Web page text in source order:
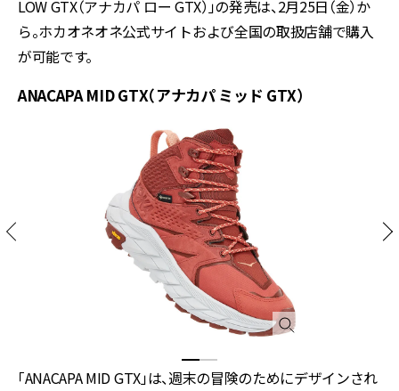
LOW GTX（アナカパ ロー GTX）」の発売は、2月25日（金）か
ら。ホカオネオネ公式サイトおよび全国の取扱店舗で購入
が可能です。
ANACAPA MID GTX（アナカパ ミッド GTX）
「ANACAPA MID GTX」は、週末の冒険のためにデザインされ